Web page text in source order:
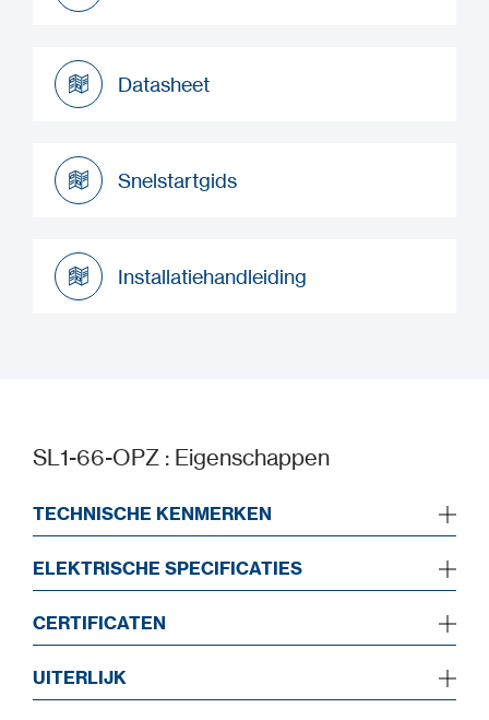
Datasheet
Snelstartgids
Installatiehandleiding
SL1-66-OPZ : Eigenschappen
TECHNISCHE KENMERKEN
ELEKTRISCHE SPECIFICATIES
CERTIFICATEN
UITERLIJK